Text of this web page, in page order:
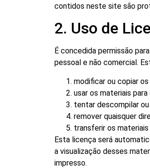
contidos neste site são
2. Uso de
É concedida permissão
pessoal e não comercial.
modificar ou copiar
usar os materiais
tentar descompilar
remover quaisquer
transferir os materiais
Esta licença será
a visualização desses
impresso.